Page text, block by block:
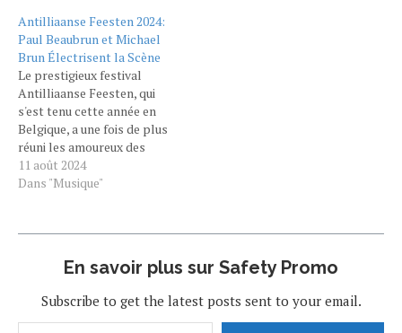
l'exception de l'été 2000.
Antilliaanse Feesten se
déroule à Hoogstraten, une
ville et commune
néerlandophone de
Belgique…
Antilliaanse Feesten 2024:
Paul Beaubrun et Michael
Brun Électrisent la Scène
Le prestigieux festival
Antilliaanse Feesten, qui
s'est tenu cette année en
Belgique, a une fois de plus
réuni les amoureux des
musiques des Caraïbes et
d'Amérique latine. Parmi les
deux noms se sont
performance
Beaubrun et Michael…
11 août 2024
Dans "Musique"
En savoir plus sur Safety Promo
Subscribe to get the latest posts sent to your email.